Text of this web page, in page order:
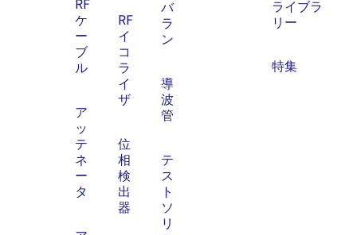
ケ
ー
ブ
ル
ア
ッ
テ
ネ
ー
タ
RF
イ
コ
ラ
イ
ザ
位
相
検
出
器
バ
ラ
ン
導
波
管
テ
ス
ト
ソ
リ
ライブラ
リー
特集